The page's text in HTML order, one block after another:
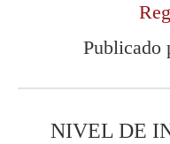
Publicado
NIVEL DE